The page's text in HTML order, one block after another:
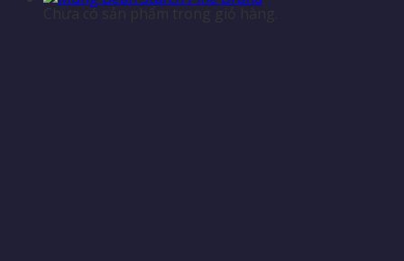
Chưa có sản phẩm trong giỏ hàng.